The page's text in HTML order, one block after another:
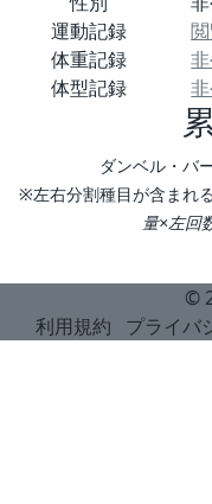
運動記録
体重記録
体型記録
ダンベル・バ
※左右分割種目が含まれ
量×左回
©
利用規約
プライバ